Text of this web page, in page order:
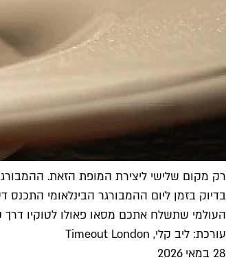
רק מקום שלישי ליצירת המופת הזאת.
בדיוק בזמן ליום ההמבורגר הבינלאומי
העולמי שתשלח אתכם מסאו פאולו לטוקיו דרך
עורכת: ליב קלי, Timeout London
28 במאי 2026